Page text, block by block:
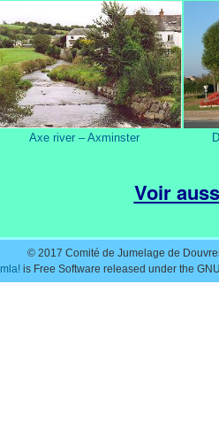
Axe river – Axminster
Voir
© 2017 Comité de Jumelage de
is Free Software released under the